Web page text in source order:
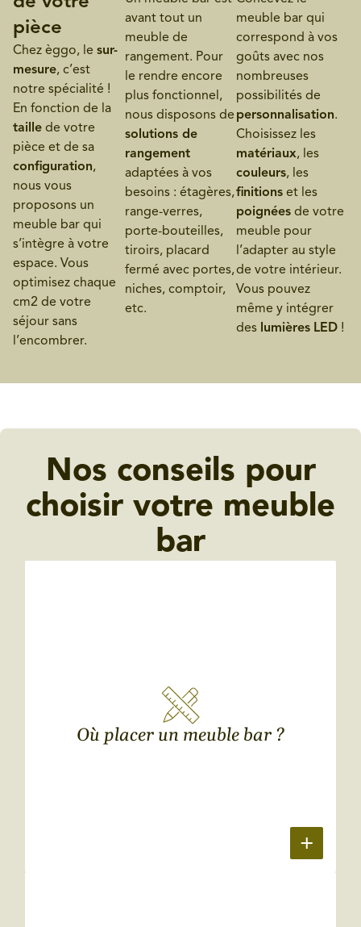
pièce
Chez èggo, le sur-
mesure, c’est
notre spécialité !
En fonction de la
taille de votre
pièce et de sa
configuration,
nous vous
proposons un
meuble bar qui
s’intègre à votre
espace. Vous
optimisez chaque
cm2 de votre
séjour sans
l’encombrer.
avant tout un
meuble de
rangement. Pour
le rendre encore
plus fonctionnel,
nous disposons de
solutions de
rangement
adaptées à vos
besoins : étagères,
range-verres,
porte-bouteilles,
tiroirs, placard
fermé avec portes,
niches, comptoir,
etc.
meuble bar qui
correspond à vos
goûts avec nos
nombreuses
possibilités de
personnalisation.
Choisissez les
matériaux, les
couleurs, les
finitions et les
poignées de votre
meuble pour
l’adapter au style
de votre intérieur.
Vous pouvez
même y intégrer
des lumières LED !
Nos conseils pour
choisir votre meuble
bar
Où placer un meuble bar ?